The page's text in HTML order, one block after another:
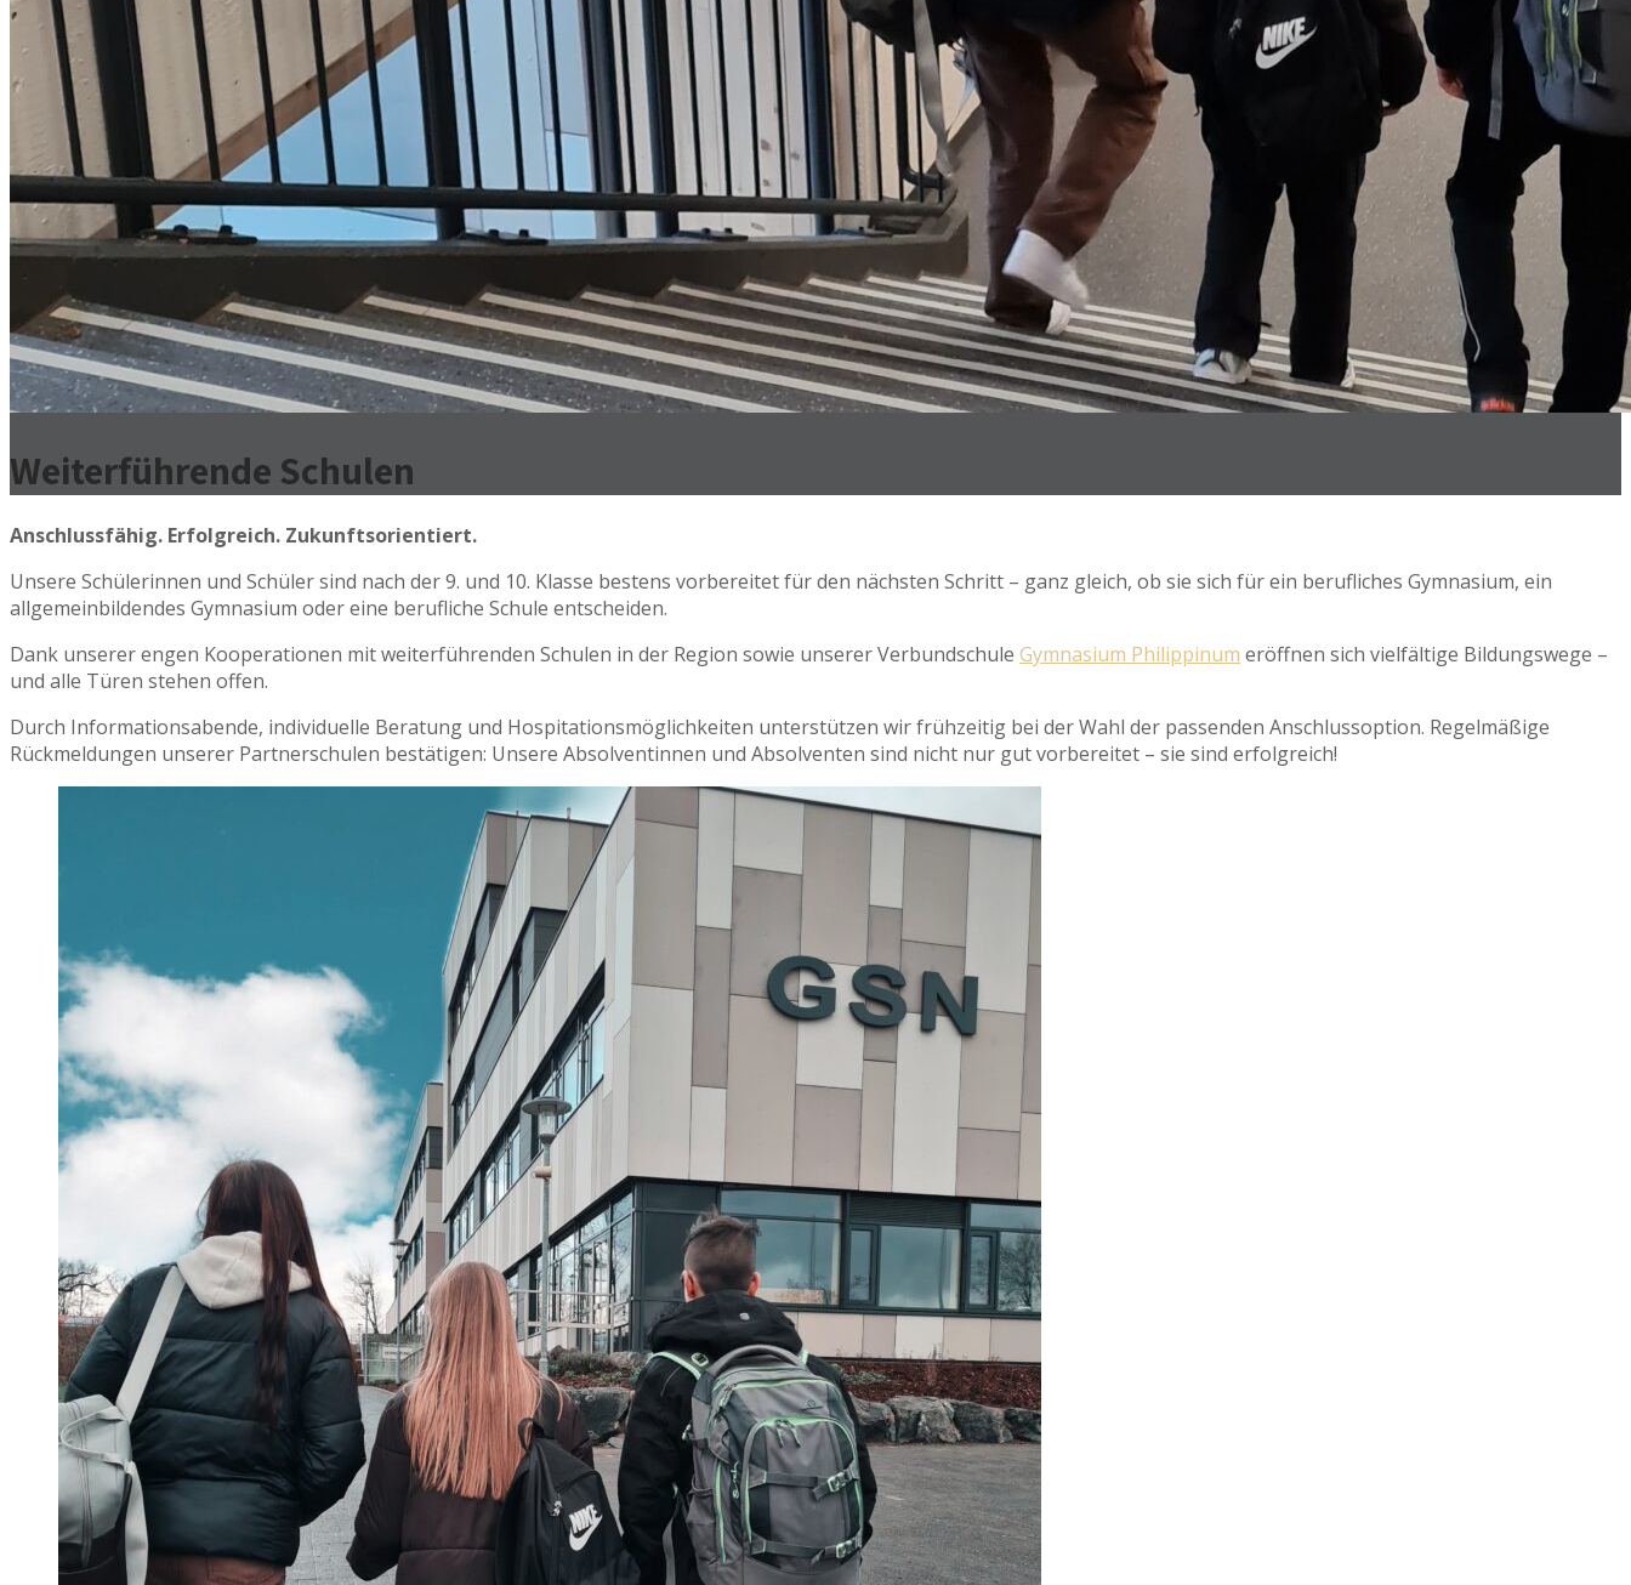
Weiterführende Schulen
Anschlussfähig. Erfolgreich. Zukunftsorientiert.
Unsere Schülerinnen und Schüler sind nach der 9. und 10. Klasse bestens vorbereitet für den nächsten Schritt – ganz gleich, ob sie sich für ein berufliches Gymnasium, ein
allgemeinbildendes Gymnasium oder eine berufliche Schule entscheiden.
Dank unserer engen Kooperationen mit weiterführenden Schulen in der Region sowie unserer Verbundschule Gymnasium Philippinum eröffnen sich vielfältige Bildungswege –
und alle Türen stehen offen.
Durch Informationsabende, individuelle Beratung und Hospitationsmöglichkeiten unterstützen wir frühzeitig bei der Wahl der passenden Anschlussoption. Regelmäßige
Rückmeldungen unserer Partnerschulen bestätigen: Unsere Absolventinnen und Absolventen sind nicht nur gut vorbereitet – sie sind erfolgreich!